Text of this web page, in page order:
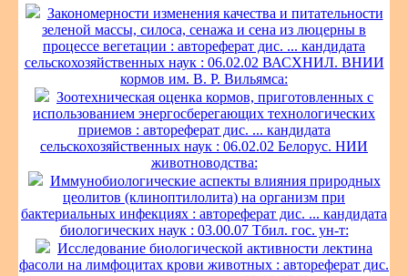
Закономерности изменения качества и питательности
зеленой массы, силоса, сенажа и сена из люцерны в
процессе вегетации : автореферат дис. ... кандидата
сельскохозяйственных наук : 06.02.02 ВАСХНИЛ. ВНИИ
кормов им. В. Р. Вильямса:
Зоотехническая оценка кормов, приготовленных с
использованием энергосберегающих технологических
приемов : автореферат дис. ... кандидата
сельскохозяйственных наук : 06.02.02 Белорус. НИИ
животноводства:
Иммунобиологические аспекты влияния природных
цеолитов (клиноптилолита) на организм при
бактериальных инфекциях : автореферат дис. ... кандидата
биологических наук : 03.00.07 Тбил. гос. ун-т:
Исследование биологической активности лектина
фасоли на лимфоцитах крови животных : автореферат дис.